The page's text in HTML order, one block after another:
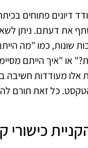
דיונים פתוחים
את דעתם. ניתן
שונות, כמו "מה
או "איך הייתם
מעודדות חשיבה
כל זאת תורם
כישורי